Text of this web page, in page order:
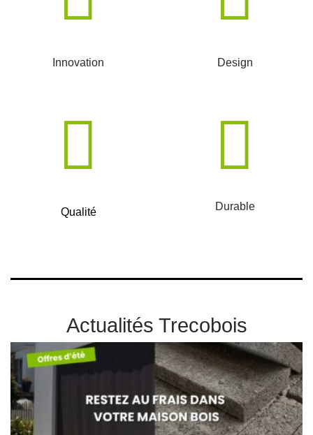
Innovation Design
Qualité Durable
Actualités Trecobois